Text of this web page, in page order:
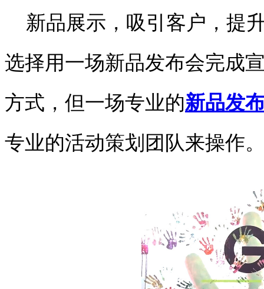
新品展示，吸引客户，提
选择用一场新品发布会完成
方式，但一场专业的新品发
专业的活动策划团队来操作